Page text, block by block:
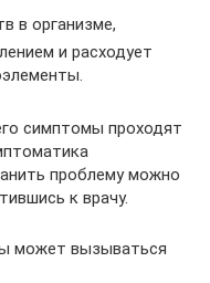
в организме,
и расходует
симптомы проходят
проблему можно
к врачу.
может вызываться